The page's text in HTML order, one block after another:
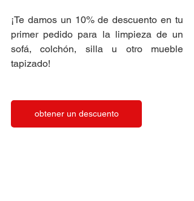
¡Te damos un 10% de descuento en tu
primer pedido para la limpieza de un
sofá, colchón, silla u otro mueble
tapizado!
obtener un descuento